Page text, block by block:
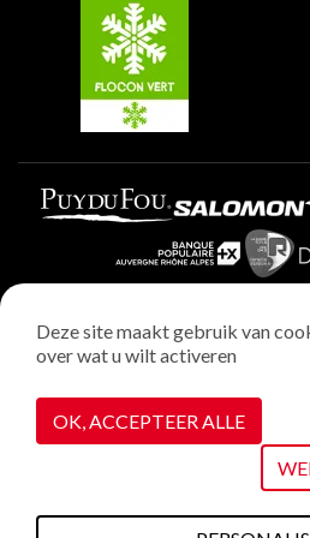
Plagne Villages
Plagne Aime 2000
Wettelijke vermeldingen
Privacybeleid
Realisatie : StudioJuillet
Cookiebeheer
Deze site maakt gebruik van
over wat u wilt activeren
OK, ACCEPTEER ALLE